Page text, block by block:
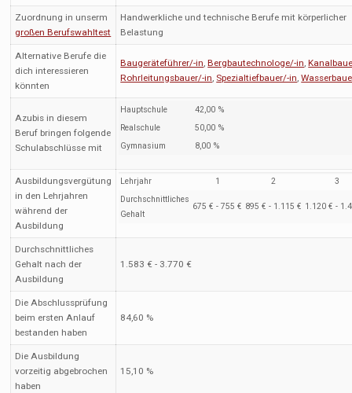
Zuordnung in unserm
großen Berufswahltest
Handwerkliche und technische Berufe mit körperlicher
Belastung
Alternative Berufe die
dich interessieren
könnten
Baugeräteführer/-in,Bergbautechnologe/-in,
Rohrleitungsbauer/-in, Spezialtiefbauer/-in,
Azubis in diesem
Beruf bringen folgende
Schulabschlüsse mit
Hauptschule
42,00 %
Realschule
50,00 %
Gymnasium
8,00 %
Ausbildungsvergütung
in den Lehrjahren
während der
Ausbildung
Lehrjahr 1 2
3
Durchschnittliches
Gehalt
675 € - 755 € 895 € - 1.115 € 1.120 € -
Durchschnittliches
Gehalt nach der
Ausbildung
1.583 € - 3.770 €
Die Abschlussprüfung
beim ersten Anlauf
bestanden haben
84,60 %
Die Ausbildung
vorzeitig abgebrochen
haben
15,10 %